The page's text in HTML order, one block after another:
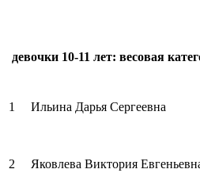
девочки 10-11 лет: весовая
1 Ильина Дарья Сергеевна
2 Яковлева Виктория